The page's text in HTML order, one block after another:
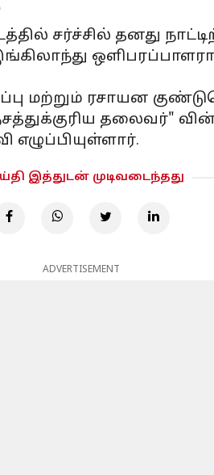
சர்ச்சில் தனது
ரசாயன
எழுப்பியுள்ளார்.
இத்துடன் முடிவடைந்தது
ADVERTISEMENT